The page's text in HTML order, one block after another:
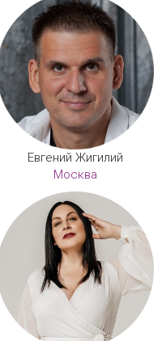
Евгений Жигилий
Москва